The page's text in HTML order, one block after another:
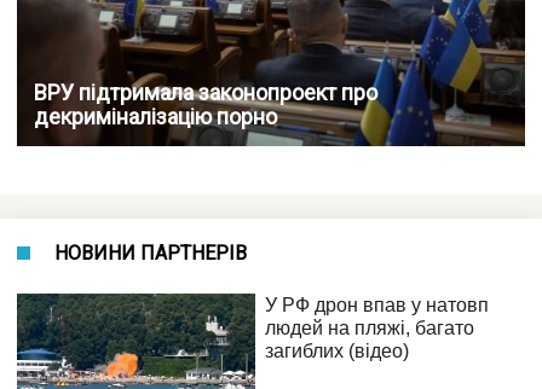
ВРУ підтримала законопроект про
декриміналізацію порно
НОВИНИ ПАРТНЕРІВ